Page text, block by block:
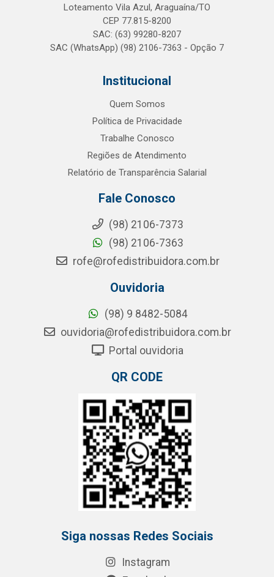
Loteamento Vila Azul, Araguaína/TO
CEP 77.815-8200
SAC: (63) 99280-8207
SAC (WhatsApp) (98) 2106-7363 - Opção 7
Institucional
Quem Somos
Política de Privacidade
Trabalhe Conosco
Regiões de Atendimento
Relatório de Transparência Salarial
Fale Conosco
(98) 2106-7373
(98) 2106-7363
rofe@rofedistribuidora.com.br
Ouvidoria
(98) 9 8482-5084
ouvidoria@rofedistribuidora.com.br
Portal ouvidoria
QR CODE
Siga nossas Redes Sociais
Instagram